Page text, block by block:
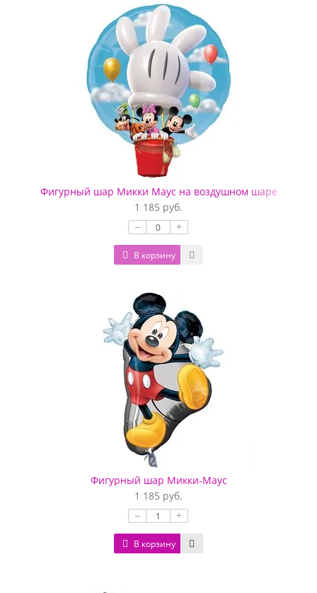
Фигурный шар Микки Маус на воздушном шаре
1 185 руб.
– +
В корзину
Фигурный шар Микки-Маус
1 185 руб.
– +
В корзину